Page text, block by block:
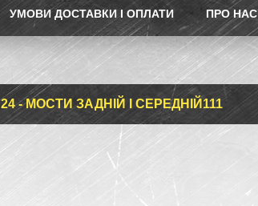
УМОВИ ДОСТАВКИ І ОПЛАТИ ПРО НАС
24 - МОСТИ ЗАДНІЙ І СЕРЕДНІЙ111